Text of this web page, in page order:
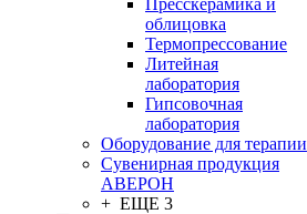
Пресскерамика и
облицовка
Термопрессование
Литейная
лаборатория
Гипсовочная
лаборатория
Оборудование для терапии
Сувенирная продукция
АВЕРОН
+ ЕЩЕ 3